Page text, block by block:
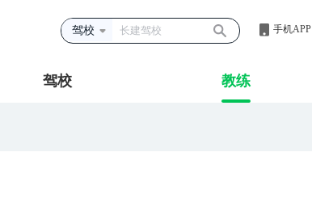
驾校 手机APP
驾校 教练